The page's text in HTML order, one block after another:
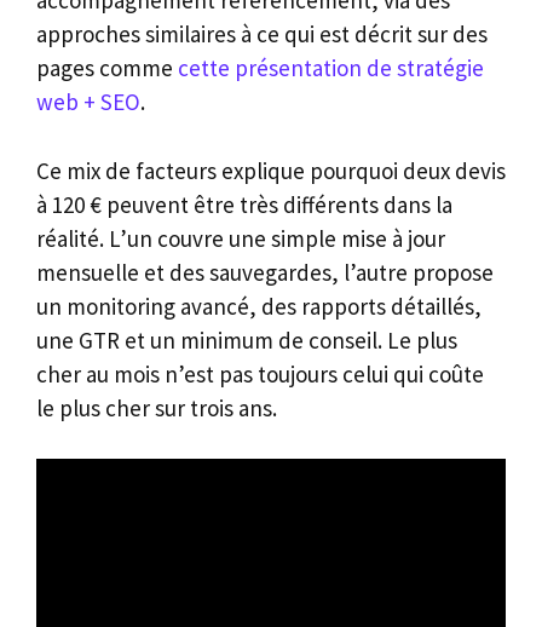
approches similaires à ce qui est décrit sur des
pages comme cette présentation de stratégie
web + SEO.
Ce mix de facteurs explique pourquoi deux devis
à 120 € peuvent être très différents dans la
réalité. L’un couvre une simple mise à jour
mensuelle et des sauvegardes, l’autre propose
un monitoring avancé, des rapports détaillés,
une GTR et un minimum de conseil. Le plus
cher au mois n’est pas toujours celui qui coûte
le plus cher sur trois ans.